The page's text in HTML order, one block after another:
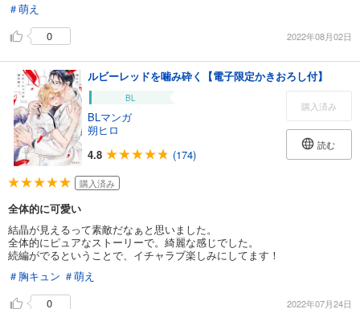
＃萌え
0
2022年08月02日
ルビーレッドを噛み砕く【電子限定かきおろし付】
BL
BLマンガ
朔ヒロ
4.8
(174)
購入済み
読む
購入済み
全体的に可愛い
結晶が見えるって素敵だなぁと思いました。
全体的にピュアなストーリーで。綺麗な感じでした。
続編がでるということで、イチャラブ楽しみにしてます！
＃胸キュン ＃萌え
0
2022年07月24日